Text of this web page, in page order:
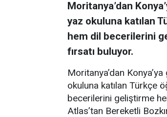
Moritanya’dan
yaz okuluna katılan
hem dil becerilerini
fırsatı buluyor.
Moritanya’dan
okuluna katılan Türkçe
becerilerini geliştirme
Atlas’tan Bereketli